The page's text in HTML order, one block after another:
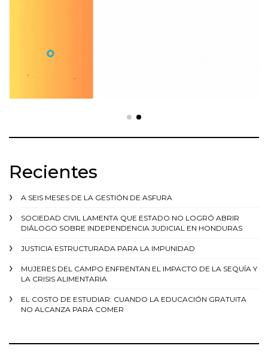
Recientes
A SEIS MESES DE LA GESTIÓN DE ASFURA
SOCIEDAD CIVIL LAMENTA QUE ESTADO NO LOGRÓ ABRIR
DIÁLOGO SOBRE INDEPENDENCIA JUDICIAL EN HONDURAS
JUSTICIA ESTRUCTURADA PARA LA IMPUNIDAD
MUJERES DEL CAMPO ENFRENTAN EL IMPACTO DE LA SEQUÍA Y
LA CRISIS ALIMENTARIA
EL COSTO DE ESTUDIAR: CUANDO LA EDUCACIÓN GRATUITA
NO ALCANZA PARA COMER